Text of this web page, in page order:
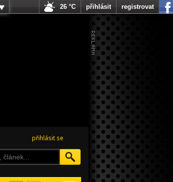
přihlásit se
26 °C přihlásit registrovat